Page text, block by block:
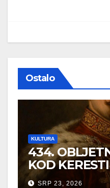
Ostalo
KULTURA
434.
KOD
SRP 23, 2026